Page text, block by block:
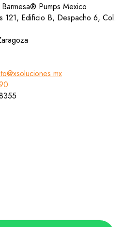
Pumps Mexico
121, Edificio B, Despacho 6, Col.